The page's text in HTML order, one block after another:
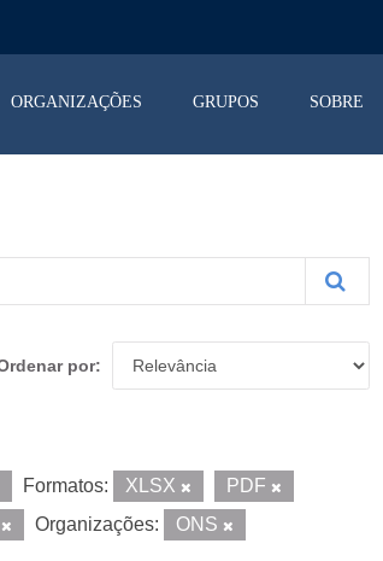
ORGANIZAÇÕES GRUPOS SOBRE
por
Formatos: XLSX
PDF
Organizações: ONS